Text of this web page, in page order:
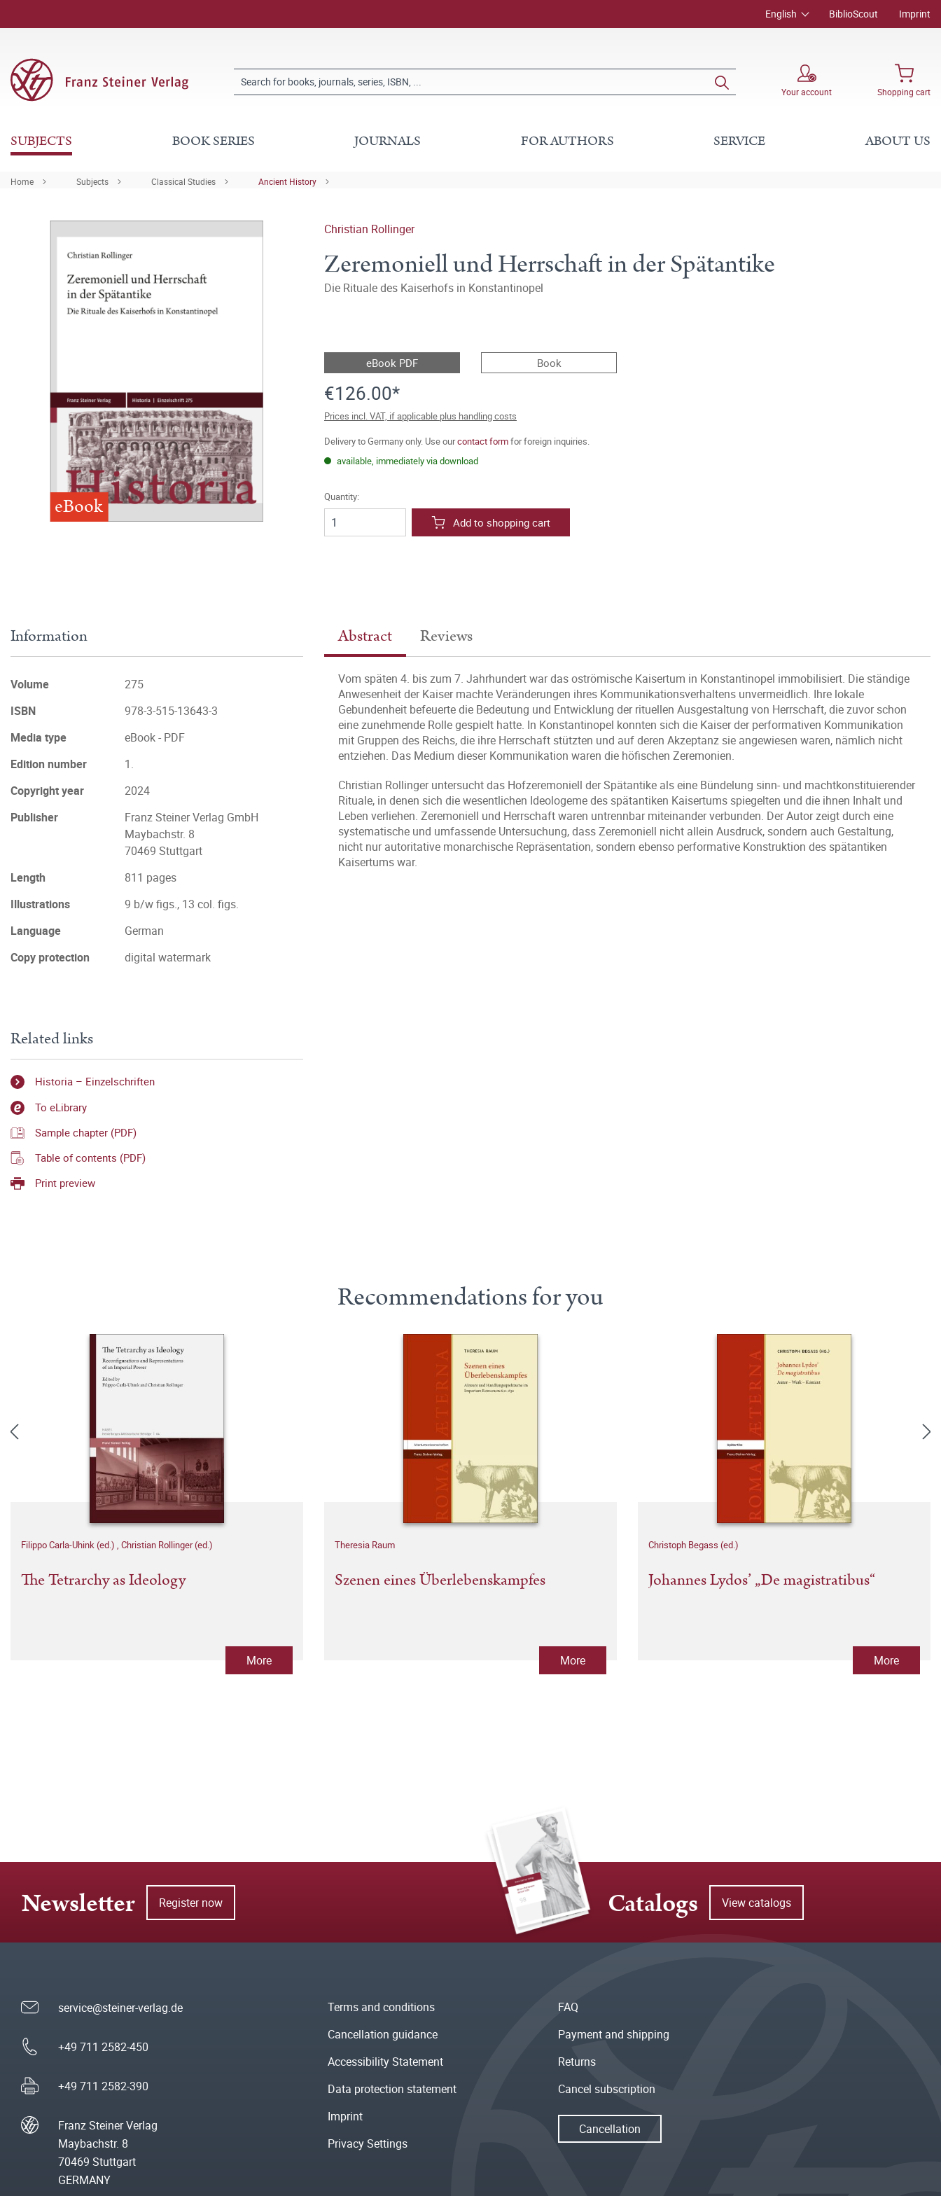
English BiblioScout Imprint
Your account Shopping cart
SUBJECTS BOOK SERIES JOURNALS FOR AUTHORS SERVICE ABOUT US
Home Subjects Classical Studies Ancient History
eBook
Christian Rollinger
Zeremoniell und Herrschaft in der Spätantike
Die Rituale des Kaiserhofs in Konstantinopel
eBook PDF Book
€126.00*
Prices incl. VAT, if applicable plus handling costs
Delivery to Germany only. Use ourcontact formfor foreign inquiries.
available, immediately via download
Quantity:
Add to shopping cart
Abstract Reviews
Vom späten 4. bis zum 7. Jahrhundert war das oströmische Kaisertum in Konstantinopel immobilisiert. Die ständige
Anwesenheit der Kaiser machte Veränderungen ihres Kommunikationsverhaltens unvermeidlich. Ihre lokale
Gebundenheit befeuerte die Bedeutung und Entwicklung der rituellen Ausgestaltung von Herrschaft, die zuvor schon
eine zunehmende Rolle gespielt hatte. In Konstantinopel konnten sich die Kaiser der performativen Kommunikation
mit Gruppen des Reichs, die ihre Herrschaft stützten und auf deren Akzeptanz sie angewiesen waren, nämlich nicht
entziehen. Das Medium dieser Kommunikation waren die höfischen Zeremonien.
Christian Rollinger untersucht das Hofzeremoniell der Spätantike als eine Bündelung sinn- und machtkonstituierender
Rituale, in denen sich die wesentlichen Ideologeme des spätantiken Kaisertums spiegelten und die ihnen Inhalt und
Leben verliehen. Zeremoniell und Herrschaft waren untrennbar miteinander verbunden. Der Autor zeigt durch eine
systematische und umfassende Untersuchung, dass Zeremoniell nicht allein Ausdruck, sondern auch Gestaltung,
nicht nur autoritative monarchische Repräsentation, sondern ebenso performative Konstruktion des spätantiken
Kaisertums war.
Information
Volume
275
ISBN
978-3-515-13643-3
Media type
eBook - PDF
Edition number
1.
Copyright year
2024
Publisher
Franz Steiner Verlag GmbH
Maybachstr. 8
70469 Stuttgart
Length
811 pages
Illustrations
9 b/w figs., 13 col. figs.
Language
German
Copy protection
digital watermark
Related links
Historia – Einzelschriften
To eLibrary
Sample chapter (PDF)
Table of contents (PDF)
Print preview
Recommendations for you
Filippo Carla-Uhink (ed.) , Christian Rollinger (ed.)
The Tetrarchy as Ideology
More
Theresia Raum
Szenen eines Überlebenskampfes
More
Christoph Begass (ed.)
Johannes Lydos’ „De magistratibus“
More
Newsletter Register now Catalogs View catalogs
service@steiner-verlag.de
+49 711 2582-450
+49 711 2582-390
Franz Steiner Verlag
Maybachstr. 8
70469 Stuttgart
GERMANY
Terms and conditions
Cancellation guidance
Accessibility Statement
Data protection statement
Imprint
Privacy Settings
FAQ
Payment and shipping
Returns
Cancel subscription
Cancellation